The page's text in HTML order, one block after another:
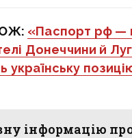
«Паспорт рф —
Донеччини й
українську
інформацію про